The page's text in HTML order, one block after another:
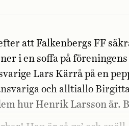
att Falkenbergs FF
i en soffa på
Lars Kärrå på en
och alltiallo
hur Henrik Larsson är.